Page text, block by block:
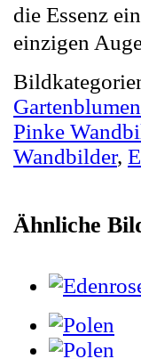
die Essenz
einzigen
Pinke
Wandbilder,
Ähnliche